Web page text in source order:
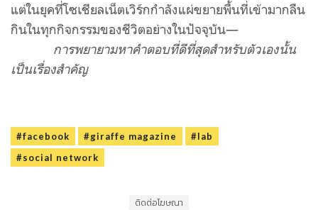
แต่ในยุคที่โซเชียลเน็ตเวิร์กกำลังแผ่ขยายพื้นที่เข้ามากลืน
กินในทุกกิจกรรมของชีวิตอย่างในปัจจุบัน—
การพยายามหาคำตอบที่ดีที่สุดสำหรับตัวเองนั้น
เป็นเรื่องสำคัญ
#facebook #giraffe magazine
#lab
#social network
ติดต่อโฆษณา